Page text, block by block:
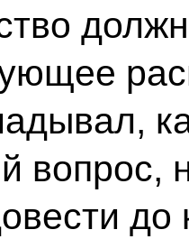
вопрос,
до